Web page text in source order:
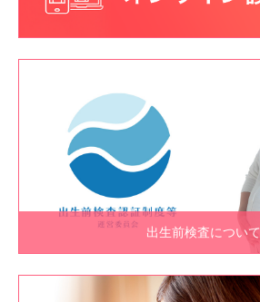
出生前検査について